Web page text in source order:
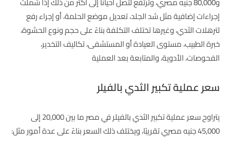
إجراءات إضافية مثل شد الجلد، تعديل موضع الحلمة، أو إجراء رفع
لترهلات الثدي، وغيرها تختلف التكلفة بناءً على حجم ونوع الحشوة،
خبرة الطبيب، مستوى العيادة أو المستشفى، تكاليف التخدير،
الفحوصات، الأدوية، والمتابعة بعد العملية
سعر عملية تكبير الثدي بالفيلر
يتراوح سعر عملية تكبير الثدي بالفيلر في مصر ما بين 20,000 إلى
45,000 جنيه مصري تقريبًا، ويختلف ذلك السعر بناءً على عدة أمور مثل: